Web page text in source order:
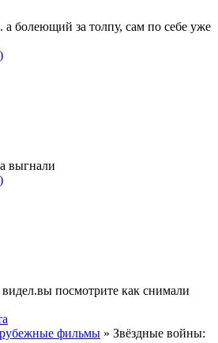
а болеющий за толпу, сам по себе уже
выгнали
посмотрите как снимали
фильмы » Звёздные войны: